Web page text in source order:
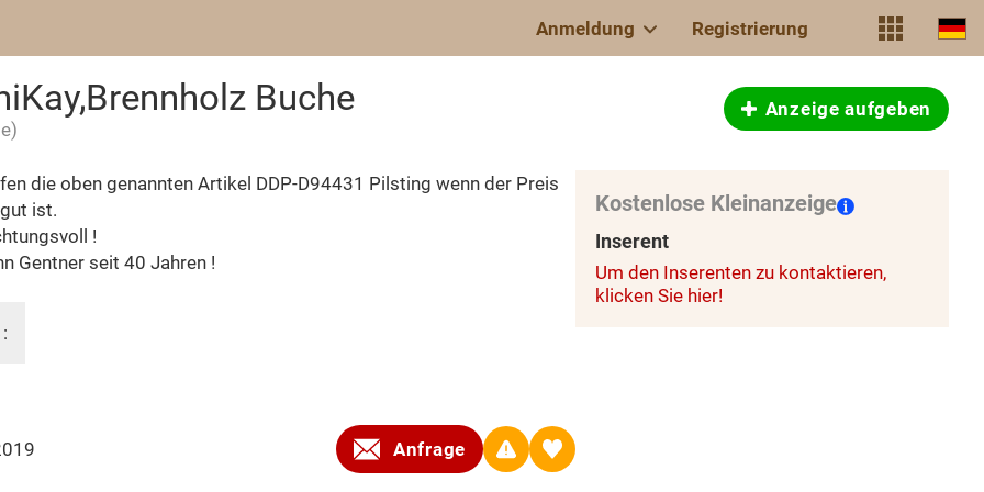
Anmeldung Registrierung
Buche Anzeige aufgeben
die oben genannten Artikel DDP-D94431 Pilsting wenn der Preis
ist.
!
Gentner seit 40 Jahren !
Anfrage
Kostenlose Kleinanzeige
Inserent
Um den Inserenten zu kontaktieren,
klicken Sie hier!